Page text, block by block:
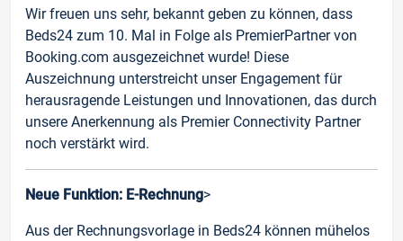
Wir freuen uns sehr, bekannt geben zu können, dass
Beds24 zum 10. Mal in Folge als PremierPartner von
Booking.com ausgezeichnet wurde! Diese
Auszeichnung unterstreicht unser Engagement für
herausragende Leistungen und Innovationen, das durch
unsere Anerkennung als Premier Connectivity Partner
noch verstärkt wird.
Neue Funktion: E-Rechnung>
Aus der Rechnungsvorlage in Beds24 können mühelos